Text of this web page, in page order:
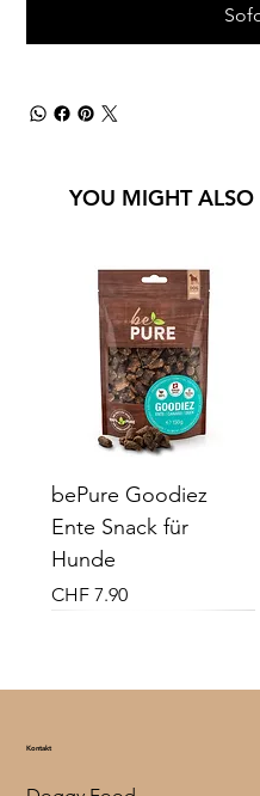
YOU MIGHT ALSO
bePure Goodiez
Ente Snack für
Hunde
Preis
CHF 7.90
Kontakt